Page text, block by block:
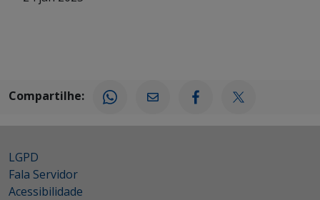
Compartilhe:
LGPD
Fala Servidor
Acessibilidade